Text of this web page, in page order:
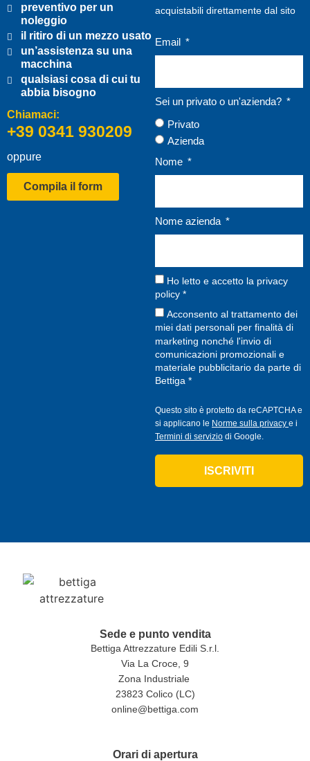
preventivo per un
noleggio
il ritiro di un mezzo usato
un’assistenza su una
macchina
qualsiasi cosa di cui tu
abbia bisogno
Chiamaci:
+39 0341 930209
oppure
Compila il form
acquistabili direttamente dal sito
Email
Sei un privato o un'azienda?
Privato
Azienda
Nome
Nome azienda
Ho letto e accetto la privacy
policy *
Acconsento al trattamento dei
miei dati personali per finalità di
marketing nonché l'invio di
comunicazioni promozionali e
materiale pubblicitario da parte di
Bettiga *
Questo sito è protetto da reCAPTCHA e
si applicano le Norme sulla privacy e i
Termini di servizio di Google.
ISCRIVITI
Sede e punto vendita
Bettiga Attrezzature Edili S.r.l.
Via La Croce, 9
Zona Industriale
23823 Colico (LC)
online@bettiga.com
Orari di apertura